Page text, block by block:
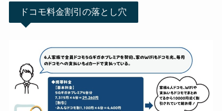
ドコモ料金割引の落とし穴